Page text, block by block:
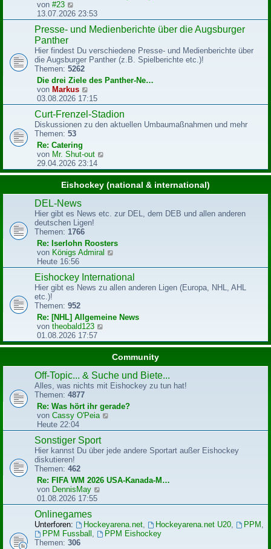
i
t
a
g
von #23
e
u
e
t
e
r
B
e
i
t
r
a
g
13.07.2026 23:53
Presse- und Medienberichte über die Augsburger
Panther
Hier findest Du verschiedene Presse- und Medienberichte über
die Augsburger Panther (z.B. Spielberichte etc.)!
Themen: 5262
Die drei Ziele des Panther-Ne…
von Markus
e
u
e
s
r
B
e
i
t
g
03.08.2026 17:15
Curt-Frenzel-Stadion
Diskussionen zu den aktuellen Umbaumaßnahmen und mehr
Themen: 53
Re: Catering
von Mr. Shut-out
u
e
s
r
i
g
29.04.2026 23:14
Eishockey (national & international)
DEL-News
Hier gibt es News etc. zur DEL, dem DEB und allen anderen
deutschen Ligen!
Themen: 1766
Re: Iserlohn Roosters
von Königs Admiral
u
e
s
r
i
t
r
g
Heute 16:56
Eishockey International
Hier gibt es News zu allen anderen Ligen (Europa, NHL, AHL
etc.)!
Themen: 952
Re: [NHL] Allgemeine News
von theobald123
u
t
e
r
e
i
g
01.08.2026 17:57
Community
Off-Topic... & Suche und Biete...
Alles, was nichts mit Eishockey zu tun hat!
Themen: 4877
Re: Was hört ihr gerade?
von Cassy O'Peia
u
s
r
i
r
a
Heute 22:04
Sonstiger Sport
Hier kannst Du über jede andere Sportart außer Eishockey
diskutieren!
Themen: 462
Re: FIFA WM 2026 USA-Kanada-M…
von DennisMay
u
s
t
01.08.2026 17:55
Onlinegames
Unterforen: Hockeyarena.net, Hockeyarena.net U20, PPM ,
PPM Fussball ,
PPM Eishockey
Themen: 306